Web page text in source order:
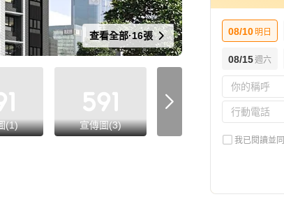
查看全部·16張
(1) 宣傳圖(3)
08/10 明日
08/15週六
我已閱讀並